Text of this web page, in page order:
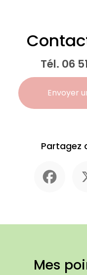
Tél. 06
Envoyer
Partagez
Mes